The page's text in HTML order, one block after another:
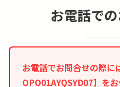
お電話で
お電話でお問合せの際に
OPO01AYQSYD07】を